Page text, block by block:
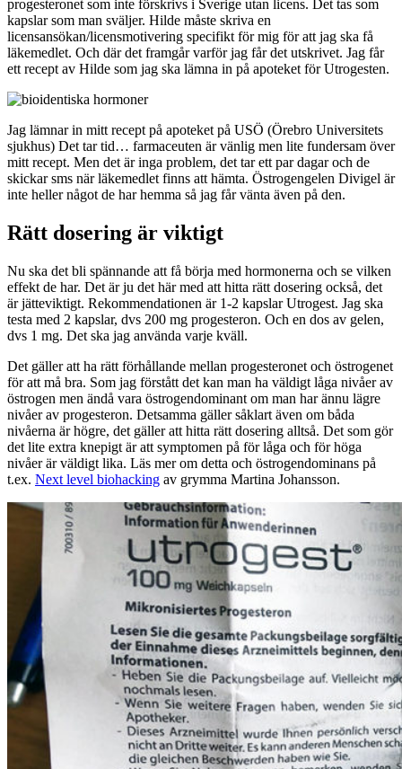
progesteronet som inte förskrivs i Sverige utan licens. Det tas som
kapslar som man sväljer. Hilde måste skriva en
licensansökan/licensmotivering specifikt för mig för att jag ska få
läkemedlet. Och där det framgår varför jag får det utskrivet. Jag får
ett recept av Hilde som jag ska lämna in på apoteket för Utrogesten.
Jag lämnar in mitt recept på apoteket på USÖ (Örebro Universitets
sjukhus) Det tar tid… farmaceuten är vänlig men lite fundersam över
mitt recept. Men det är inga problem, det tar ett par dagar och de
skickar sms när läkemedlet finns att hämta. Östrogengelen Divigel är
inte heller något de har hemma så jag får vänta även på den.
Rätt dosering är viktigt
Nu ska det bli spännande att få börja med hormonerna och se vilken
effekt de har. Det är ju det här med att hitta rätt dosering också, det
är jätteviktigt. Rekommendationen är 1-2 kapslar Utrogest. Jag ska
testa med 2 kapslar, dvs 200 mg progesteron. Och en dos av gelen,
dvs 1 mg. Det ska jag använda varje kväll.
Det gäller att ha rätt förhållande mellan progesteronet och östrogenet
för att må bra. Som jag förstått det kan man ha väldigt låga nivåer av
östrogen men ändå vara östrogendominant om man har ännu lägre
nivåer av progesteron. Detsamma gäller såklart även om båda
nivåerna är högre, det gäller att hitta rätt dosering alltså. Det som gör
det lite extra knepigt är att symptomen på för låga och för höga
nivåer är väldigt lika. Läs mer om detta och östrogendominans på
t.ex. Next level biohacking av grymma Martina Johansson.